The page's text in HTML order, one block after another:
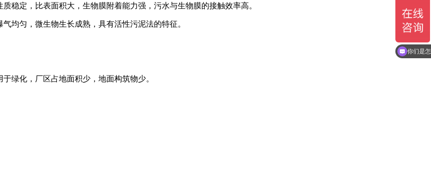
稳定，比表面积大，生物膜附着能力强，污水与生物膜的接触效率高。
均匀，微生物生长成熟，具有活性污泥法的特征。
绿化，厂区占地面积少，地面构筑物少。
你们是